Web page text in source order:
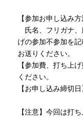
【参加お申し込み
氏名、フリガナ、
げの参加不参加を
お送りください。
【参加費、打ち上
ください。
【お申し込み締切
【注意】今回は打